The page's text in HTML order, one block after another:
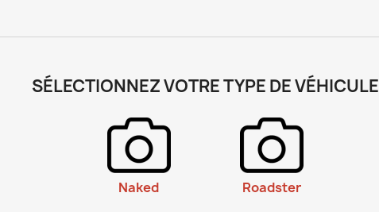
SÉLECTIONNEZ VOTRE TYPE DE VÉHICULE
Naked Roadster